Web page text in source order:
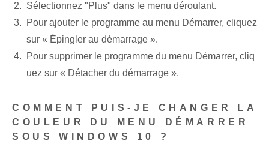
Sélectionnez "Plus" dans le menu déroulant.
Pour ajouter le programme au menu Démarrer, cliquez
sur « Épingler au démarrage ».
Pour supprimer le ⁢programme du menu Démarrer, cliq
uez sur « Détacher du démarrage ».
COMMENT PUIS-JE CHANGER LA
COULEUR DU MENU DÉMARRER
SOUS WINDOWS 10 ?